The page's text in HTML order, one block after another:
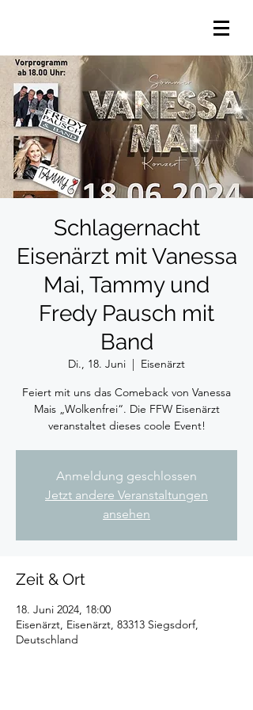
Schlagernacht
Eisenärzt mit Vanessa
Mai, Tammy und
Fredy Pausch mit
Band
Di., 18. Juni
  |
Eisenärzt
Feiert mit uns das Comeback von Vanessa
Mais „Wolkenfrei“. Die FFW Eisenärzt
veranstaltet dieses coole Event!
Anmeldung geschlossen
Jetzt andere Veranstaltungen
ansehen
Zeit & Ort
18. Juni 2024, 18:00
Eisenärzt, Eisenärzt, 83313 Siegsdorf,
Deutschland